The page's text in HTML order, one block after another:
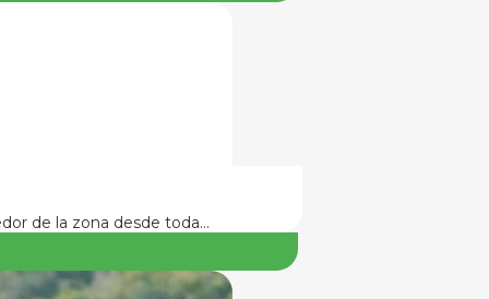
de la zona desde toda…